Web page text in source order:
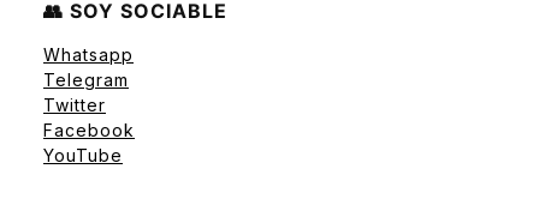
👥 SOY SOCIABLE
Whatsapp
Telegram
Twitter
Facebook
YouTube